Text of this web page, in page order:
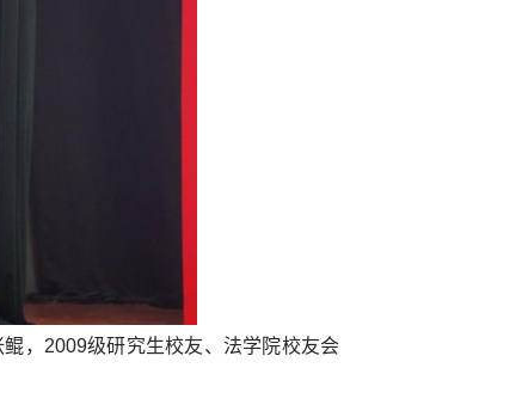
，2009级研究生校友、法学院校友会